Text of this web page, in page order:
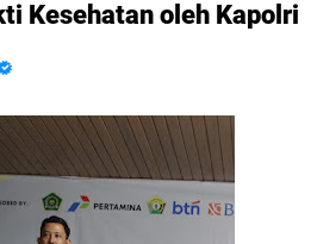
Kesehatan oleh Kapolri